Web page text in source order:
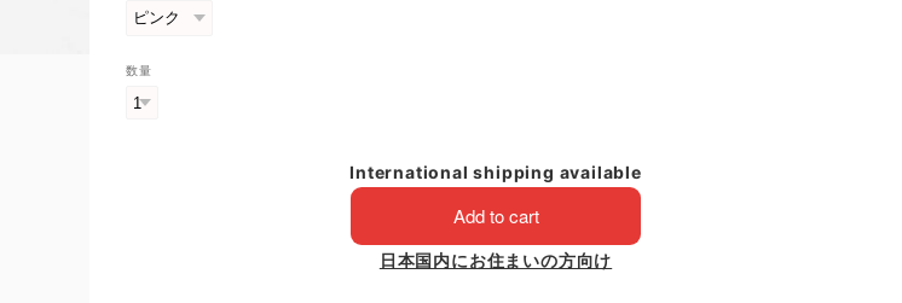
数量
International shipping available
Add to cart
日本国内にお住まいの方向け